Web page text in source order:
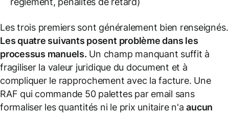
Les trois premiers sont généralement bien renseignés.
Les quatre suivants posent problème dans les
processus manuels. Un champ manquant suffit à
fragiliser la valeur juridique du document et à
compliquer le rapprochement avec la facture. Une
RAF qui commande 50 palettes par email sans
formaliser les quantités ni le prix unitaire n'aaucun